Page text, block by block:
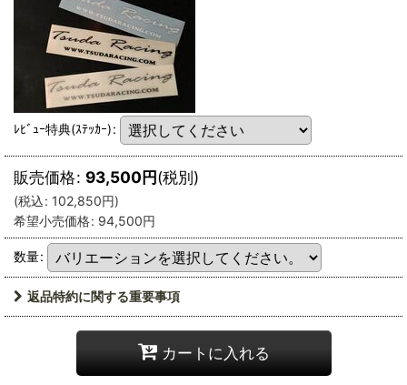
ﾚﾋﾞｭｰ特典(ｽﾃｯｶｰ):
販売価格: 93,500円(税別)
(税込: 102,850円)
希望小売価格: 94,500円
数量:
返品特約に関する重要事項
カートに入れる